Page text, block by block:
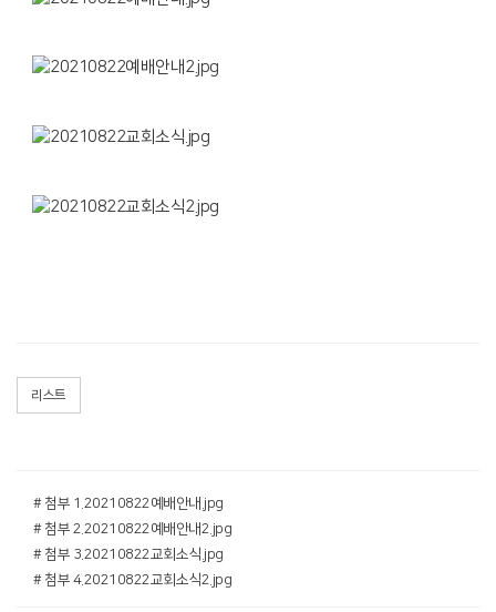
리스트
# 첨부 1.20210822예배안내.jpg
# 첨부 2.20210822예배안내2.jpg
# 첨부 3.20210822교회소식.jpg
# 첨부 4.20210822교회소식2.jpg